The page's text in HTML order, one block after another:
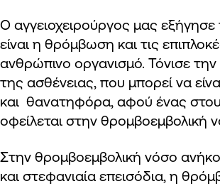
Ο αγγειοχειρούργος μας εξήγησε
είναι η θρόμβωση και τις
ανθρώπινο οργανισμό. Τόνισε
της ασθένειας, που μπορεί να
και θανατηφόρα, αφού ένας
οφείλεται στην θρομβοεμβολική
Στην θρομβοεμβολική νόσο
και στεφανιαία επεισόδια, η